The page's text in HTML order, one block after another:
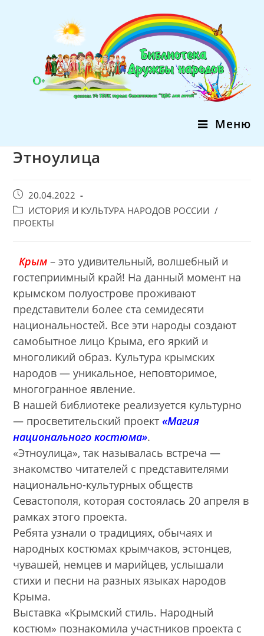
Меню
Этноулица
Запись
опубликована:
20.04.2022
Post
category:
ИСТОРИЯ И КУЛЬТУРА НАРОДОВ РОССИИ /
ПРОЕКТЫ
Крым – это удивительный, волшебный и
гостеприимный край! На данный момент на
крымском полуострове проживают
представители более ста семидесяти
национальностей. Все эти народы создают
самобытное лицо Крыма, его яркий и
многоликий образ. Культура крымских
народов — уникальное, неповторимое,
многогранное явление.
В нашей библиотеке реализуется культурно
— просветительский проект«Магия
национального костюма».
«Этноулица», так называлась встреча —
знакомство читателей с представителями
национально-культурных обществ
Севастополя, которая состоялась 20 апреля в
рамках этого проекта.
Ребята узнали о традициях, обычаях и
народных костюмах крымчаков, эстонцев,
чувашей, немцев и марийцев, услышали
стихи и песни на разных языках народов
Крыма.
Выставка «Крымский стиль. Народный
костюм» познакомила участников проекта с